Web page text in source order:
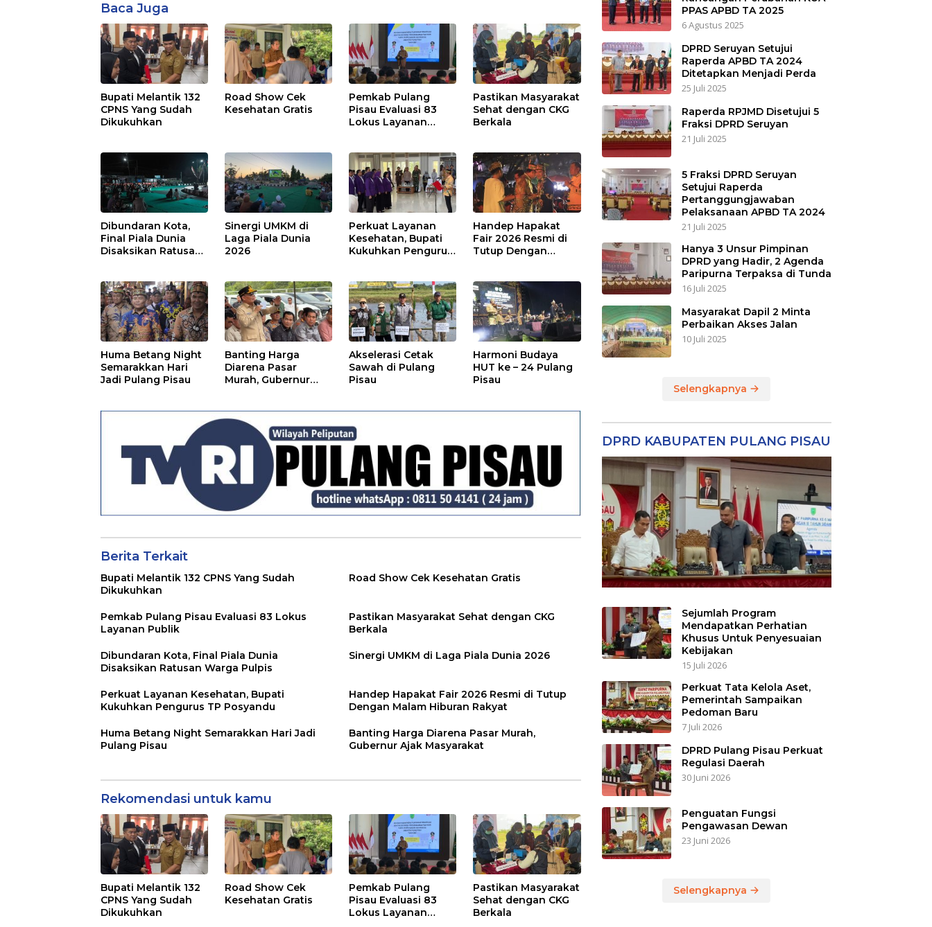
Baca Juga
Bupati Melantik 132
CPNS Yang Sudah
Dikukuhkan
Road Show Cek
Kesehatan Gratis
Pemkab Pulang
Pisau Evaluasi 83
Lokus Layanan
Pastikan Masyarakat
Sehat dengan CKG
Berkala
Dibundaran Kota,
Final Piala Dunia
Disaksikan Ratusan
Sinergi UMKM di
Laga Piala Dunia
2026
Perkuat Layanan
Kesehatan, Bupati
Kukuhkan Pengurus
Handep Hapakat
Fair 2026 Resmi di
Tutup Dengan
Huma Betang Night
Semarakkan Hari
Jadi Pulang Pisau
Banting Harga
Diarena Pasar
Murah, Gubernur
Akselerasi Cetak
Sawah di Pulang
Pisau
Harmoni Budaya
HUT ke – 24 Pulang
Pisau
Berita Terkait
Bupati Melantik 132 CPNS Yang Sudah
Dikukuhkan
Road Show Cek Kesehatan Gratis
Pemkab Pulang Pisau Evaluasi 83 Lokus
Layanan Publik
Pastikan Masyarakat Sehat dengan CKG
Berkala
Dibundaran Kota, Final Piala Dunia
Disaksikan Ratusan Warga Pulpis
Sinergi UMKM di Laga Piala Dunia 2026
Perkuat Layanan Kesehatan, Bupati
Kukuhkan Pengurus TP Posyandu
Handep Hapakat Fair 2026 Resmi di Tutup
Dengan Malam Hiburan Rakyat
Huma Betang Night Semarakkan Hari Jadi
Pulang Pisau
Banting Harga Diarena Pasar Murah,
Gubernur Ajak Masyarakat
Rekomendasi untuk kamu
Bupati Melantik 132
CPNS Yang Sudah
Dikukuhkan
Road Show Cek
Kesehatan Gratis
Pemkab Pulang
Pisau Evaluasi 83
Lokus Layanan
Pastikan Masyarakat
Sehat dengan CKG
Berkala
PPAS APBD TA 2025
6 Agustus 2025
DPRD Seruyan Setujui
Raperda APBD TA 2024
Ditetapkan Menjadi Perda
25 Juli 2025
Raperda RPJMD Disetujui 5
Fraksi DPRD Seruyan
21 Juli 2025
5 Fraksi DPRD Seruyan
Setujui Raperda
Pertanggungjawaban
Pelaksanaan APBD TA 2024
21 Juli 2025
Hanya 3 Unsur Pimpinan
DPRD yang Hadir, 2 Agenda
Paripurna Terpaksa di Tunda
16 Juli 2025
Masyarakat Dapil 2 Minta
Perbaikan Akses Jalan
10 Juli 2025
Selengkapnya
DPRD KABUPATEN PULANG PISAU
Sejumlah Program
Mendapatkan Perhatian
Khusus Untuk Penyesuaian
Kebijakan
15 Juli 2026
Perkuat Tata Kelola Aset,
Pemerintah Sampaikan
Pedoman Baru
7 Juli 2026
DPRD Pulang Pisau Perkuat
Regulasi Daerah
30 Juni 2026
Penguatan Fungsi
Pengawasan Dewan
23 Juni 2026
Selengkapnya